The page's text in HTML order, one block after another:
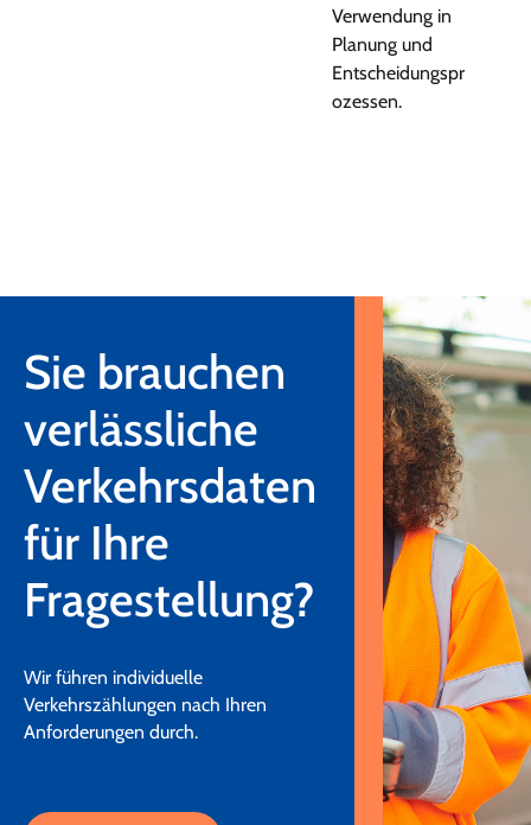
Verwendung in
Planung und
Entscheidungspr
ozessen.
Sie brauchen
verlässliche
Verkehrsdaten
für Ihre
Fragestellung?
Wir führen individuelle
Verkehrszählungen nach Ihren
Anforderungen durch.